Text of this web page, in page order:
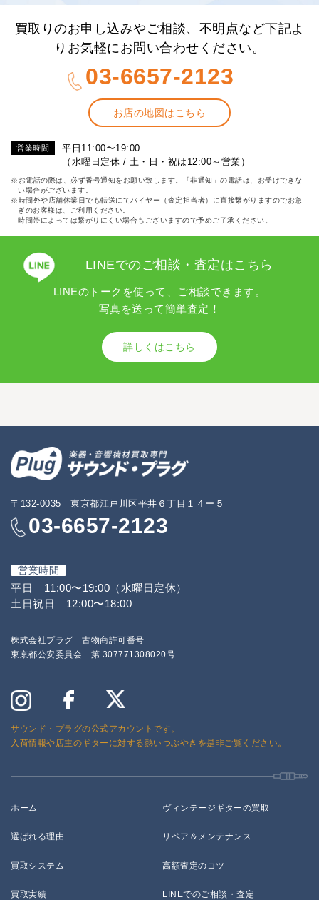
買取りのお申し込みやご相談、不明点など下記よ
りお気軽にお問い合わせください。
03-6657-2123
お店の地図はこちら
営業時間
平日11:00〜19:00
（水曜日定休 / 土・日・祝は12:00～営業）
※お電話の際は、必ず番号通知をお願い致します。「非通知」の電話は、お受けできな
い場合がございます。
※時間外や店舗休業日でも転送にてバイヤー（査定担当者）に直接繋がりますのでお急
ぎのお客様は、ご利用ください。
時間帯によっては繋がりにくい場合もございますので予めご了承ください。
LINEでのご相談・査定はこちら
LINEのトークを使って、ご相談できます。
写真を送って簡単査定！
詳しくはこちら
〒132-0035 東京都江戸川区平井６丁目１４ー５
03-6657-2123
営業時間
平日 11:00〜19:00（水曜日定休）
土日祝日 12:00〜18:00
株式会社プラグ 古物商許可番号
東京都公安委員会 第 307771308020号
サウンド・プラグの公式アカウントです。
入荷情報や店主のギターに対する熱いつぶやきを是非ご覧ください。
ホーム
選ばれる理由
買取システム
買取実績
ヴィンテージギターの買取
リペア＆メンテナンス
高額査定のコツ
LINEでのご相談・査定